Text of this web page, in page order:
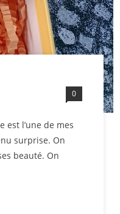
0
est l’une de mes
surprise. On
beauté. On